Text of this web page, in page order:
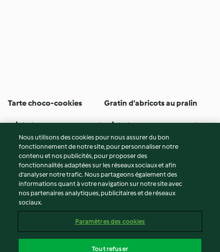
Tarte choco-cookies
4 (76) 12h 25min
Gratin d'abricots au pralin
4 (21) 30min
© Copyright 2026
Conditions d'utilisation
Politique de confidentialité
Non-responsabilité
Mentions légales
Contenu du rapport
Nous utilisons des cookies pour nous assurer du bon
fonctionnement de notre site, pour personnaliser notre
contenu et nos publicités, pour proposer des
fonctionnalités adaptées sur les réseaux sociaux et afin
d’analyser notre trafic. Nous partageons également des
informations quant à votre navigation sur notre site avec
nos partenaires analytiques, publicitaires et de réseaux
sociaux.
Paramètres des cookies
Tout refuser